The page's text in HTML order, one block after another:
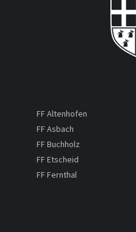
FF Altenhofen
FF Asbach
FF Buchholz
FF Etscheid
FF Fernthal